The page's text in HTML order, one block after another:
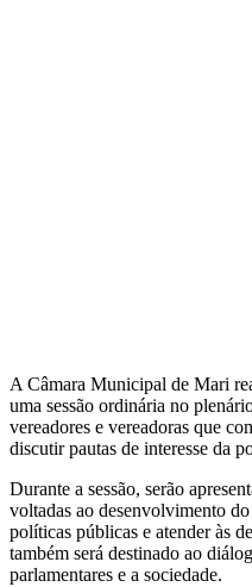
A Câmara Municipal de Mari
uma sessão ordinária no
vereadores e vereadoras que
discutir pautas de interesse da
Durante a sessão, serão
voltadas ao desenvolvimento
políticas públicas e atender às
também será destinado ao
parlamentares e a sociedade.